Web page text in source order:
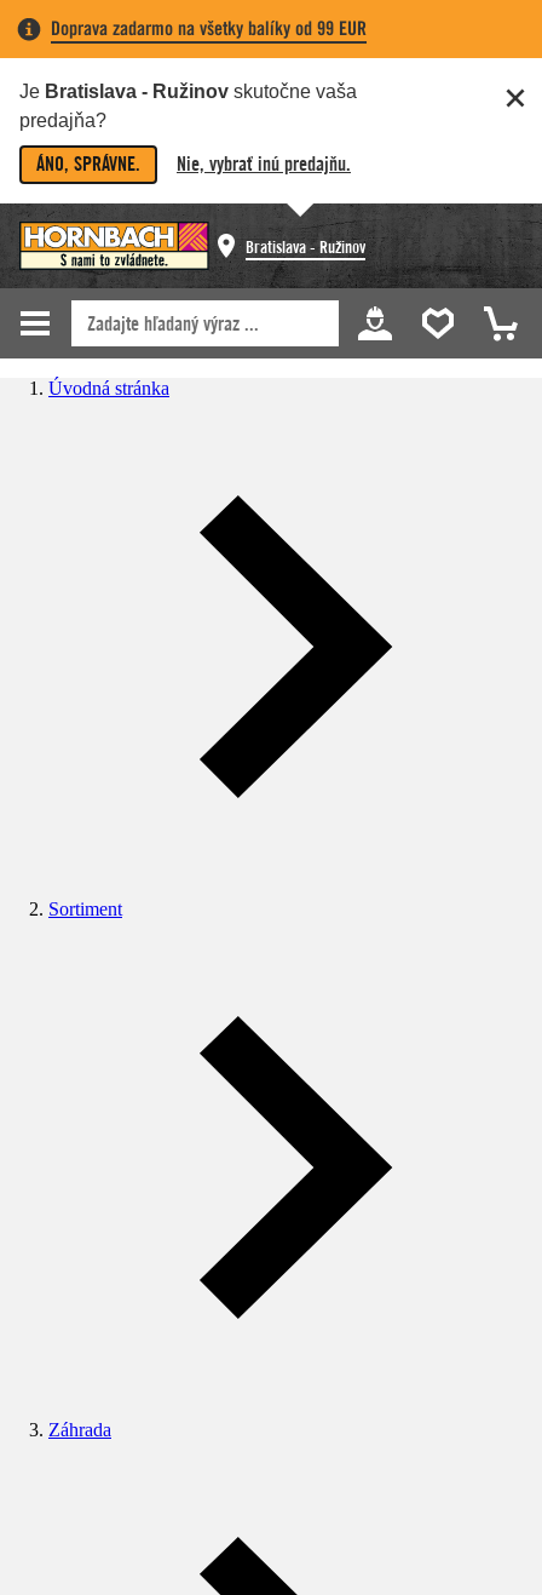
Doprava zadarmo na všetky balíky od 99 EUR
Je Bratislava - Ružinov skutočne vaša
predajňa?
ÁNO, SPRÁVNE. Nie, vybrať inú predajňu.
Bratislava - Ružinov
Úvodná stránka
Sortiment
Záhrada